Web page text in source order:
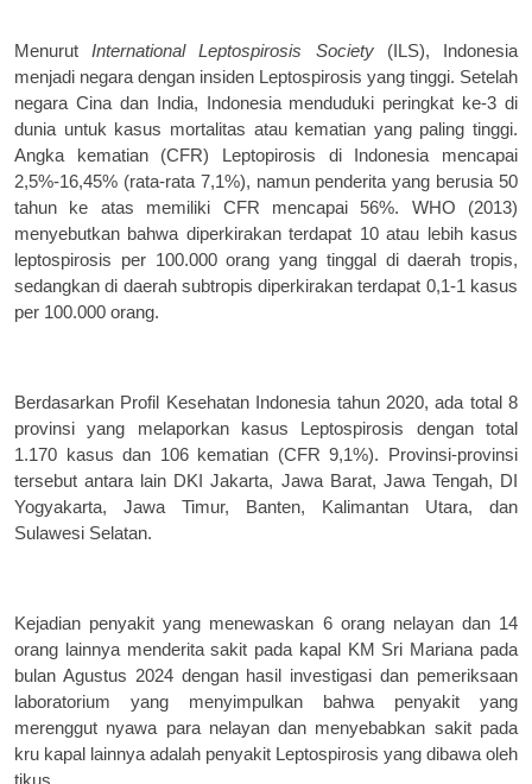
MenurutInternational Leptospirosis Society(ILS), Indonesia
menjadi negara dengan insiden Leptospirosis yang tinggi. Setelah
negara Cina dan India, Indonesia menduduki peringkat ke-3 di
dunia untuk kasus mortalitas atau kematian yang paling tinggi.
Angka kematian
(CFR) Leptopirosis di Indonesia mencapai
2,5%-16,45% (rata-rata 7,1%), namunpenderita yang berusia 50
tahun ke atas memiliki CFR mencapai 56%. WHO (2013)
menyebutkan bahwa diperkirakan terdapat 10 atau lebih kasus
leptospirosis per 100.000 orang yang tinggal di daerah tropis,
sedangkan di daerah subtropis diperkirakan terdapat 0,1-1 kasus
per 100.000 orang.
Berdasarkan Profil Kesehatan Indonesia tahun 2020, ada total 8
provinsi yang melaporkan
kasus Leptospirosis dengan total
1.170 kasus dan 106 kematian (CFR 9,1%). Provinsi-provinsi
tersebut antara lain DKI Jakarta, Jawa Barat, Jawa Tengah, DI
Yogyakarta, Jawa Timur,
Banten, Kalimantan Utara, dan
Sulawesi Selatan.
Kejadian penyakit yang menewaskan 6 orang nelayan dan 14
orang lainnya menderita sakit pada kapal KM Sri Mariana pada
bulan Agustus 2024 dengan hasil investigasi dan pemeriksaan
laboratorium yang menyimpulkan bahwa penyakit yang
merenggut nyawa para nelayan dan menyebabkan sakit pada
kru kapal lainnya adalah penyakit Leptospirosis yang dibawa oleh